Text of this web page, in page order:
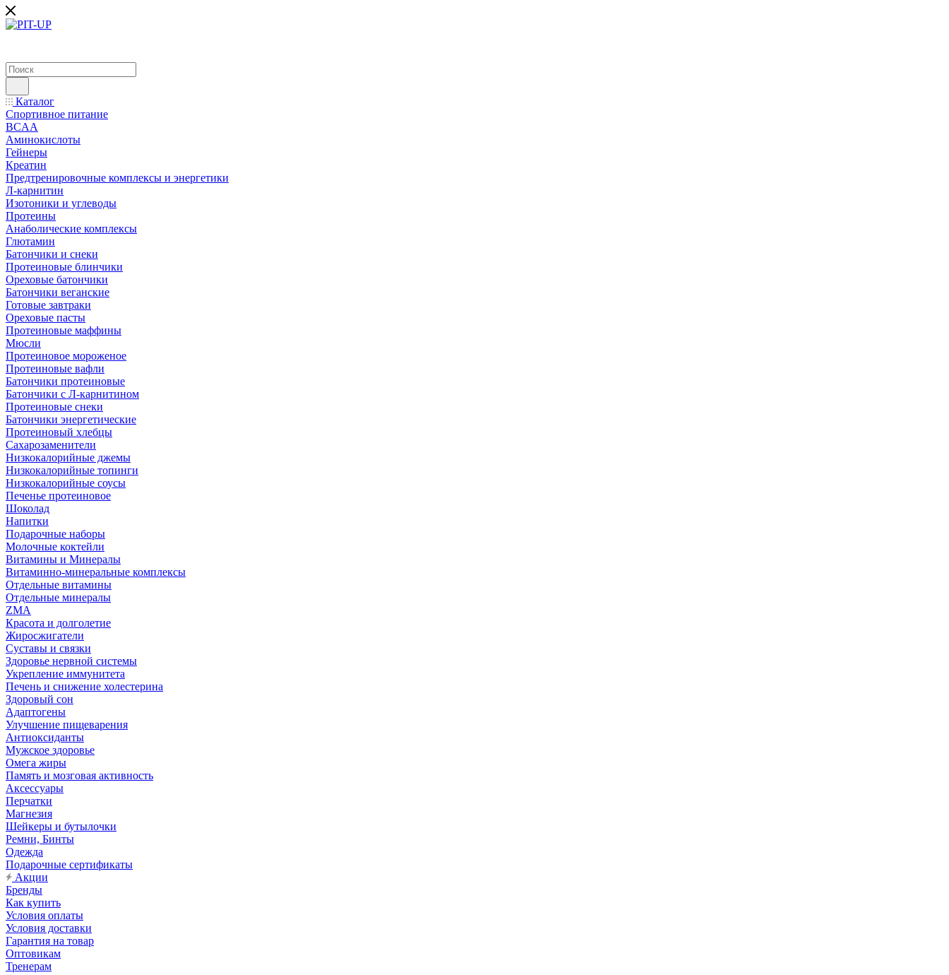
Каталог
Спортивное питание
BCAA
Аминокислоты
Гейнеры
Креатин
Предтренировочные комплексы и энергетики
Л-карнитин
Изотоники и углеводы
Протеины
Анаболические комплексы
Глютамин
Батончики и снеки
Протеиновые блинчики
Ореховые батончики
Батончики веганские
Готовые завтраки
Ореховые пасты
Протеиновые маффины
Мюсли
Протеиновое мороженое
Протеиновые вафли
Батончики протеиновые
Батончики с Л-карнитином
Протеиновые снеки
Батончики энергетические
Протеиновый хлебцы
Сахарозаменители
Низкокалорийные джемы
Низкокалорийные топинги
Низкокалорийные соусы
Печенье протеиновое
Шоколад
Напитки
Подарочные наборы
Молочные коктейли
Витамины и Минералы
Витаминно-минеральные комплексы
Отдельные витамины
Отдельные минералы
ZMA
Красота и долголетие
Жиросжигатели
Суставы и связки
Здоровье нервной системы
Укрепление иммунитета
Печень и снижение холестерина
Здоровый сон
Адаптогены
Улучшение пищеварения
Антиоксиданты
Мужское здоровье
Омега жиры
Память и мозговая активность
Аксессуары
Перчатки
Магнезия
Шейкеры и бутылочки
Ремни, Бинты
Одежда
Подарочные сертификаты
Акции
Бренды
Как купить
Условия оплаты
Условия доставки
Гарантия на товар
Оптовикам
Тренерам